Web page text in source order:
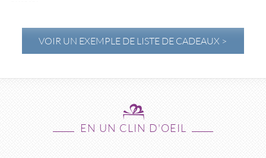
VOIR UN EXEMPLE DE LISTE DE CADEAUX >
EN UN CLIN D'OEIL